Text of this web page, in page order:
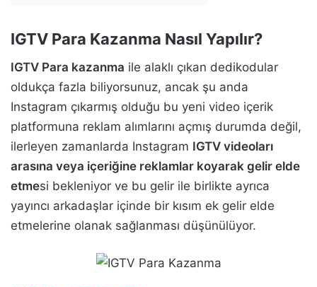
IGTV Para Kazanma Nasıl Yapılır?
IGTV Para kazanma ile alaklı çıkan dedikodular
oldukça fazla biliyorsunuz, ancak şu anda
Instagram çıkarmış olduğu bu yeni video içerik
platformuna reklam alımlarını açmış durumda değil,
ilerleyen zamanlarda Instagram IGTV videoları
arasına veya içeriğine reklamlar koyarak gelir elde
etmesi bekleniyor ve bu gelir ile birlikte ayrıca
yayıncı arkadaşlar içinde bir kısım ek gelir elde
etmelerine olanak sağlanması düşünülüyor.